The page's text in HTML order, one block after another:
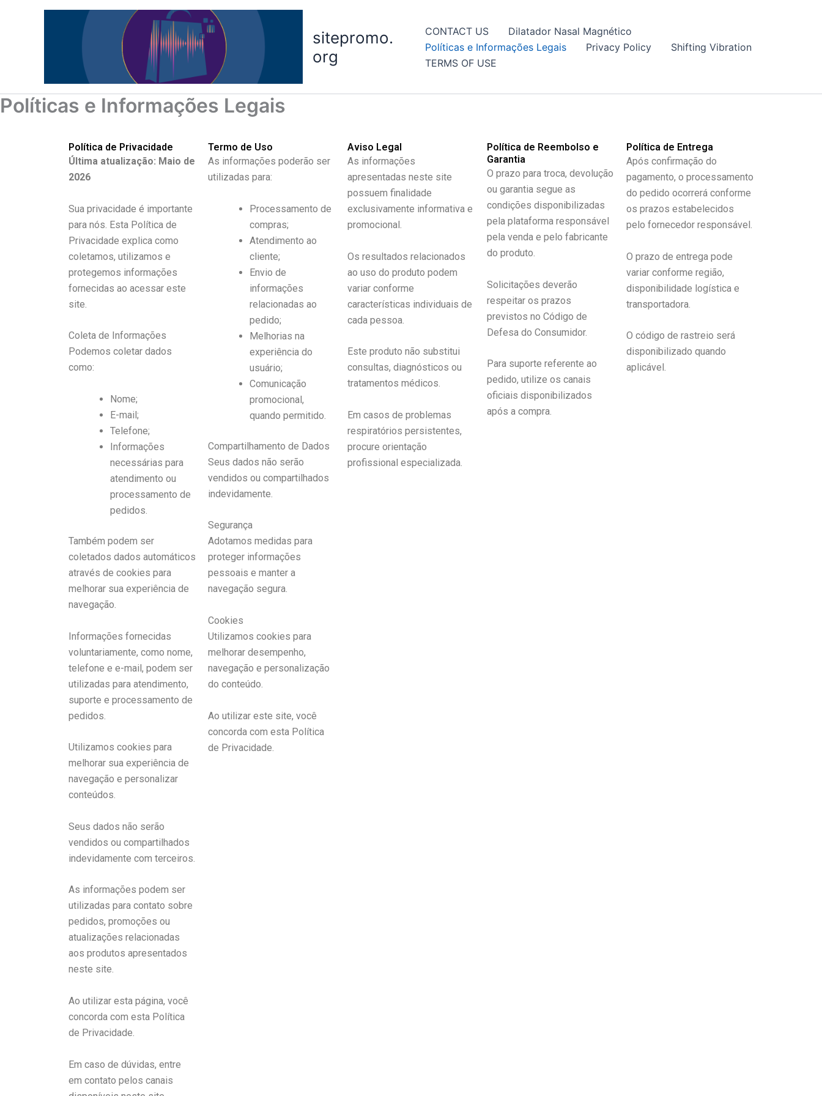
sitepromo.
org
CONTACT US
Dilatador Nasal Magnético
Políticas e Informações Legais
Privacy Policy
Shifting Vibration
TERMS OF USE
Políticas e Informações Legais
Política de Privacidade
Última atualização: Maio de
2026
Sua privacidade é importante
para nós. Esta Política de
Privacidade explica como
coletamos, utilizamos e
protegemos informações
fornecidas ao acessar este
site.
Coleta de Informações
Podemos coletar dados
como:
Nome;
E-mail;
Telefone;
Informações
necessárias para
atendimento ou
processamento de
pedidos.
Também podem ser
coletados dados automáticos
através de cookies para
melhorar sua experiência de
navegação.
Informações fornecidas
voluntariamente, como nome,
telefone e e-mail, podem ser
utilizadas para atendimento,
suporte e processamento de
pedidos.
Utilizamos cookies para
melhorar sua experiência de
navegação e personalizar
conteúdos.
Seus dados não serão
vendidos ou compartilhados
indevidamente com terceiros.
As informações podem ser
utilizadas para contato sobre
pedidos, promoções ou
atualizações relacionadas
aos produtos apresentados
neste site.
Ao utilizar esta página, você
concorda com esta Política
de Privacidade.
Em caso de dúvidas, entre
em contato pelos canais
Termo de Uso
As informações poderão ser
utilizadas para:
Processamento de
compras;
Atendimento ao
cliente;
Envio de
informações
relacionadas ao
pedido;
Melhorias na
experiência do
usuário;
Comunicação
promocional,
quando permitido.
Compartilhamento de Dados
Seus dados não serão
vendidos ou compartilhados
indevidamente.
Segurança
Adotamos medidas para
proteger informações
pessoais e manter a
navegação segura.
Cookies
Utilizamos cookies para
melhorar desempenho,
navegação e personalização
do conteúdo.
Ao utilizar este site, você
concorda com esta Política
de Privacidade.
Aviso Legal
As informações
apresentadas neste site
possuem finalidade
exclusivamente informativa e
promocional.
Os resultados relacionados
ao uso do produto podem
variar conforme
características individuais de
cada pessoa.
Este produto não substitui
consultas, diagnósticos ou
tratamentos médicos.
Em casos de problemas
respiratórios persistentes,
procure orientação
profissional especializada.
Política de Reembolso e
Garantia
O prazo para troca, devolução
ou garantia segue as
condições disponibilizadas
pela plataforma responsável
pela venda e pelo fabricante
do produto.
Solicitações deverão
respeitar os prazos
previstos no Código de
Defesa do Consumidor.
Para suporte referente ao
pedido, utilize os canais
oficiais disponibilizados
após a compra.
Política de Entrega
Após confirmação do
pagamento, o processamento
do pedido ocorrerá conforme
os prazos estabelecidos
pelo fornecedor responsável.
O prazo de entrega pode
variar conforme região,
disponibilidade logística e
transportadora.
O código de rastreio será
disponibilizado quando
aplicável.